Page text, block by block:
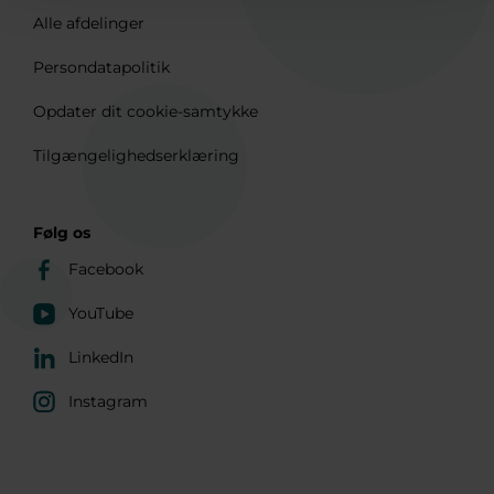
Alle afdelinger
Persondatapolitik
Opdater dit cookie-samtykke
Tilgængelighedserklæring
Følg os
Facebook
YouTube
LinkedIn
Instagram